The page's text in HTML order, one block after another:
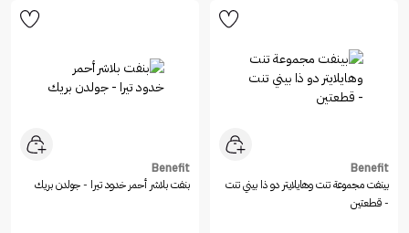
Benefit
بينفت مجموعة تنت وهايلايتر دو ذا بيني تنت
- قطعتين
Benefit
بنفت بلاشر أحمر خدود تيرا - جولدن بريك